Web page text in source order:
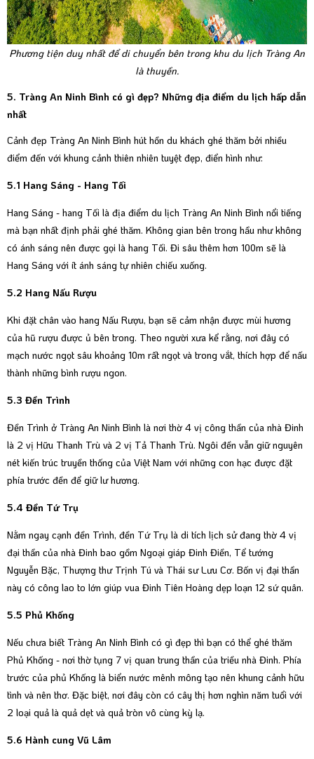
Phương tiện duy nhất để di chuyển bên trong khu du lịch Tràng An
là thuyền.
5. Tràng An Ninh Bình có gì đẹp? Những địa điểm du lịch hấp dẫn
nhất
Cảnh đẹp Tràng An Ninh Bình hút hồn du khách ghé thăm bởi nhiều
điểm đến với khung cảnh thiên nhiên tuyệt đẹp, điển hình như:
5.1 Hang Sáng - Hang Tối
Hang Sáng - hang Tối là địa điểm du lịch Tràng An Ninh Bình nổi tiếng
mà bạn nhất định phải ghé thăm. Không gian bên trong hầu như không
có ánh sáng nên được gọi là hang Tối. Đi sâu thêm hơn 100m sẽ là
Hang Sáng với ít ánh sáng tự nhiên chiếu xuống.
5.2 Hang Nấu Rượu
Khi đặt chân vào hang Nấu Rượu, bạn sẽ cảm nhận được mùi hương
của hũ rượu được ủ bên trong. Theo người xưa kể rằng, nơi đây có
mạch nước ngọt sâu khoảng 10m rất ngọt và trong vắt, thích hợp để nấu
thành những bình rượu ngon.
5.3 Đền Trình
Đền Trình ở Tràng An Ninh Bình là nơi thờ 4 vị công thần của nhà Đinh
là 2 vị Hữu Thanh Trù và 2 vị Tả Thanh Trù. Ngôi đền vẫn giữ nguyên
nét kiến trúc truyền thống của Việt Nam với những con hạc được đặt
phía trước đền để giữ lư hương.
5.4 Đền Tứ Trụ
Nằm ngay cạnh đền Trình, đền Tứ Trụ là di tích lịch sử đang thờ 4 vị
đại thần của nhà Đinh bao gồm Ngoại giáp Đinh Điền, Tể tướng
Nguyễn Bặc, Thượng thư Trịnh Tú và Thái sư Lưu Cơ. Bốn vị đại thần
này có công lao to lớn giúp vua Đinh Tiên Hoàng dẹp loạn 12 sứ quân.
5.5 Phủ Khống
Nếu chưa biết Tràng An Ninh Bình có gì đẹp thì bạn có thể ghé thăm
Phủ Khống - nơi thờ tụng 7 vị quan trung thần của triều nhà Đinh. Phía
trước của phủ Khống là biển nước mênh mông tạo nên khung cảnh hữu
tình và nên thơ. Đặc biệt, nơi đây còn có cây thị hơn nghìn năm tuổi với
2 loại quả là quả dẹt và quả tròn vô cùng kỳ lạ.
5.6 Hành cung Vũ Lâm